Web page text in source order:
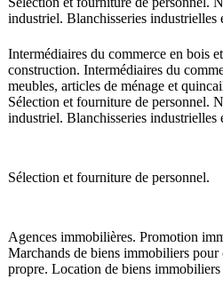
industriel. Blanchisseries industrielles
Intermédiaires du commerce en bois
construction. Intermédiaires du
meubles, articles de ménage et
Sélection et fourniture de personnel.
industriel. Blanchisseries industrielles
Sélection et fourniture de personnel.
Agences immobilières. Promotion
Marchands de biens immobiliers pour
propre. Location de biens immobiliers